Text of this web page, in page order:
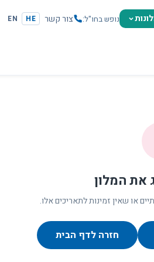
נופש בחו"ל צור קשר HE
EN
את המלון
או שאין זמינות לתאריכים אלו.
חזרה לדף הבית